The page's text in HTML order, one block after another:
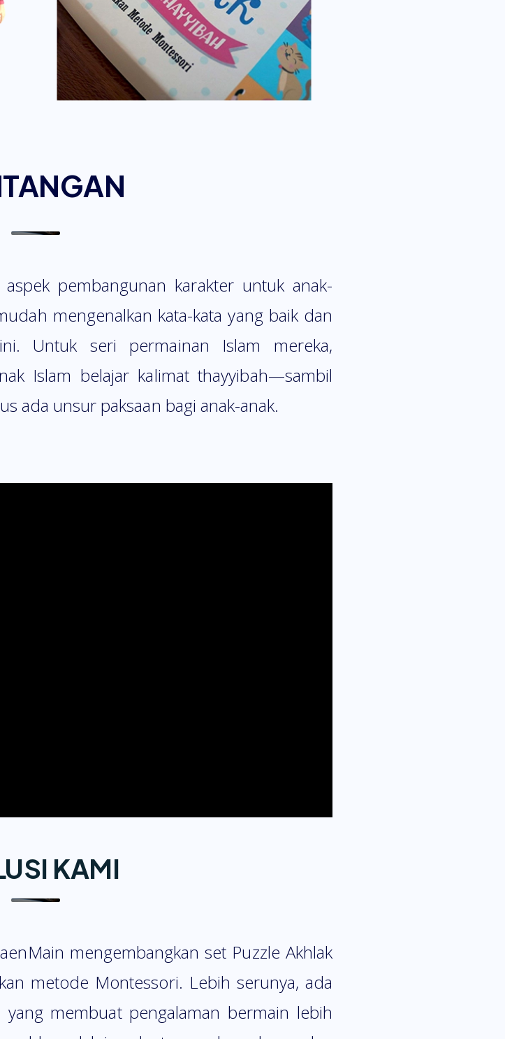
pembangunan karakter untuk anak-
mengenalkan kata-kata yang baik dan
Untuk seri permainan Islam mereka,
Islam belajar kalimat thayyibah—sambil
ada unsur paksaan bagi anak-anak.
KAMI
mengembangkan set Puzzle Akhlak
metode Montessori. Lebih serunya, ada
membuat pengalaman bermain lebih